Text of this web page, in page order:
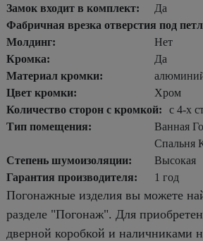
Замок входит в комплект:
Да
Фабричная врезка отверстия под
Молдинг:
Нет
Кромка:
Да
Материал кромки:
Цвет кромки:
Хром
Количество сторон с кромкой:
с 4-х
Тип помещения:
Ванная
Спальня
Степень шумоизоляции:
Высокая
Гарантия производителя:
1 год
Погонажные изделия вы можете
разделе "Погонаж". Для
дверной коробкой и наличниками